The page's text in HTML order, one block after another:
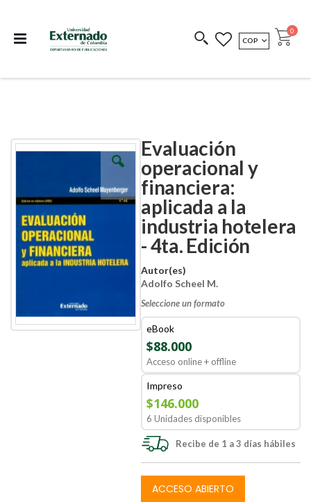
COEDICIONES REDIMIR CÓDIGO
MONEDA
COP Cart
0
Evaluación
operacional y
financiera:
aplicada a la
industria hotelera
- 4ta. Edición
Autor(es)
Adolfo Scheel M.
Seleccione un formato
eBook
$88.000
Acceso online + offline
Impreso
$146.000
6 Unidades disponibles
Recibe de 1 a 3 días hábiles
ACCESO ABIERTO
Skip
the
images
gallery
Skip
the
images
gallery